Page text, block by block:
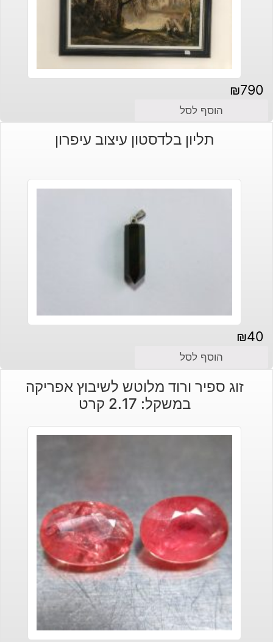
₪790
הוסף לסל
תליון בלדסטון עיצוב עיפרון
₪40
הוסף לסל
זוג ספיר ורוד מלוטש לשיבוץ אפריקה
במשקל: 2.17 קרט